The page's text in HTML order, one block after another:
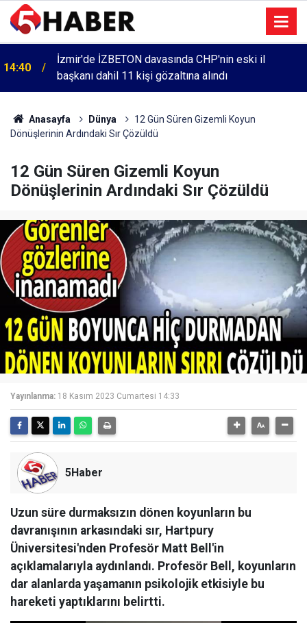
14:40
İzmir'de İZBETON davasında CHP'nin eski il
başkanı dahil 11 kişi gözaltına alındı
Anasayfa Dünya
12 Gün Süren Gizemli Koyun
Dönüşlerinin Ardındaki Sır Çözüldü
12 Gün Süren Gizemli Koyun
Dönüşlerinin Ardındaki Sır Çözüldü
Yayınlanma: 18 Kasım 2023 Cumartesi 14:33
5Haber
Uzun süre durmaksızın dönen koyunların bu
davranışının arkasındaki sır, Hartpury
Üniversitesi'nden Profesör Matt Bell'in
açıklamalarıyla aydınlandı. Profesör Bell, koyunların
dar alanlarda yaşamanın psikolojik etkisiyle bu
hareketi yaptıklarını belirtti.